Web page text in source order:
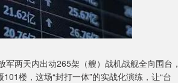
两天内出动265架（艘）战机战舰全向围台，
楼，这场“封打一体”的实战化演练，让“台